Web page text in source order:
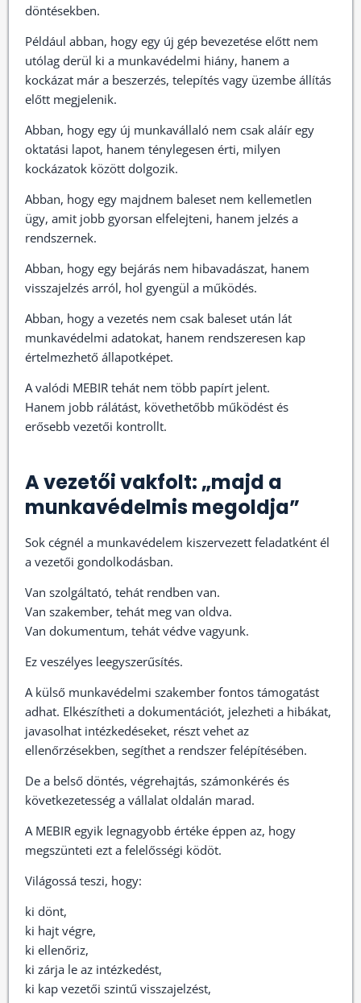
döntésekben.
Például abban, hogy egy új gép bevezetése előtt nem
utólag derül ki a munkavédelmi hiány, hanem a
kockázat már a beszerzés, telepítés vagy üzembe állítás
előtt megjelenik.
Abban, hogy egy új munkavállaló nem csak aláír egy
oktatási lapot, hanem ténylegesen érti, milyen
kockázatok között dolgozik.
Abban, hogy egy majdnem baleset nem kellemetlen
ügy, amit jobb gyorsan elfelejteni, hanem jelzés a
rendszernek.
Abban, hogy egy bejárás nem hibavadászat, hanem
visszajelzés arról, hol gyengül a működés.
Abban, hogy a vezetés nem csak baleset után lát
munkavédelmi adatokat, hanem rendszeresen kap
értelmezhető állapotképet.
A valódi MEBIR tehát nem több papírt jelent.
Hanem jobb rálátást, követhetőbb működést és
erősebb vezetői kontrollt.
A vezetői vakfolt: „majd a
munkavédelmis megoldja”
Sok cégnél a munkavédelem kiszervezett feladatként él
a vezetői gondolkodásban.
Van szolgáltató, tehát rendben van.
Van szakember, tehát meg van oldva.
Van dokumentum, tehát védve vagyunk.
Ez veszélyes leegyszerűsítés.
A külső munkavédelmi szakember fontos támogatást
adhat. Elkészítheti a dokumentációt, jelezheti a hibákat,
javasolhat intézkedéseket, részt vehet az
ellenőrzésekben, segíthet a rendszer felépítésében.
De a belső döntés, végrehajtás, számonkérés és
következetesség a vállalat oldalán marad.
A MEBIR egyik legnagyobb értéke éppen az, hogy
megszünteti ezt a felelősségi ködöt.
Világossá teszi, hogy:
ki dönt,
ki hajt végre,
ki ellenőriz,
ki zárja le az intézkedést,
ki kap vezetői szintű visszajelzést,